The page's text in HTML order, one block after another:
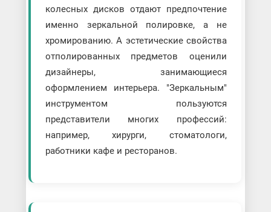
колесных дисков отдают предпочтение
именно зеркальной полировке, а не
хромированию. А эстетические свойства
отполированных предметов оценили
дизайнеры, занимающиеся
оформлением интерьера. "Зеркальным"
инструментом пользуются
представители многих профессий:
например, хирурги, стоматологи,
работники кафе и ресторанов.